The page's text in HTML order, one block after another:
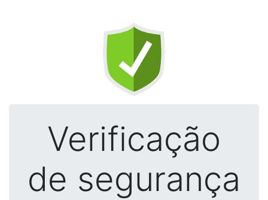
Verificação
de segurança